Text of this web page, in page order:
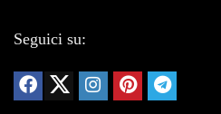
Seguici su: